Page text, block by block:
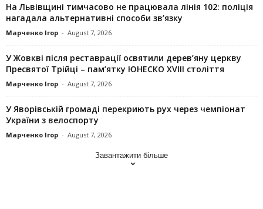
На Львівщині тимчасово не працювала лінія 102: поліція
нагадала альтернативні способи зв’язку
Марченко Ігор - August 7, 2026
У Жовкві після реставрації освятили дерев’яну церкву
Пресвятої Трійці – пам’ятку ЮНЕСКО XVIII століття
Марченко Ігор - August 7, 2026
У Яворівській громаді перекриють рух через чемпіонат
України з велоспорту
Марченко Ігор - August 7, 2026
Завантажити більше